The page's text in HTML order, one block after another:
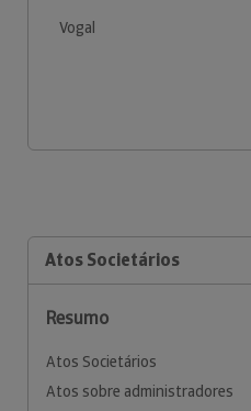
Vogal
Atos Societários
Resumo
Atos Societários
Atos sobre administradores